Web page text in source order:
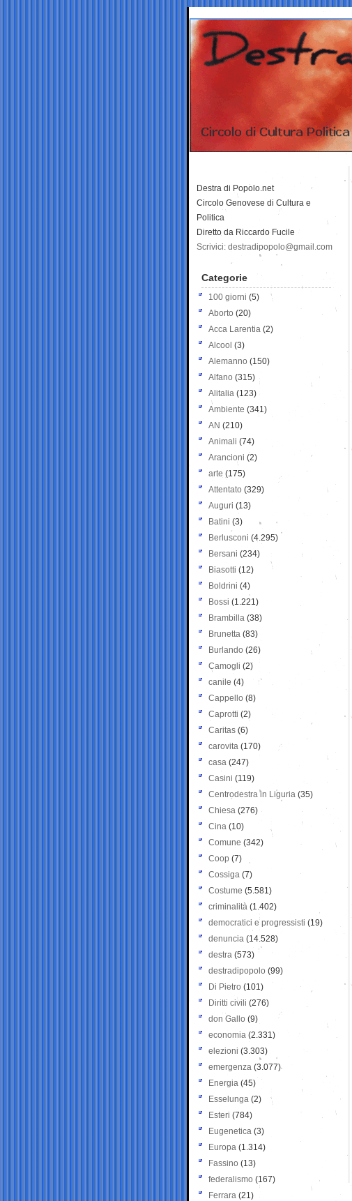
Destra di Popolo.net
Circolo Genovese di Cultura e
Politica
Diretto da Riccardo Fucile
Scrivici: destradipopolo@gmail.com
Categorie
100 giorni (5)
Aborto (20)
Acca Larentia (2)
Alcool (3)
Alemanno (150)
Alfano (315)
Alitalia (123)
Ambiente (341)
AN (210)
Animali (74)
Arancioni (2)
arte (175)
Attentato (329)
Auguri (13)
Batini (3)
Berlusconi (4.295)
Bersani (234)
Biasotti (12)
Boldrini (4)
Bossi (1.221)
Brambilla (38)
Brunetta (83)
Burlando (26)
Camogli (2)
canile (4)
Cappello (8)
Caprotti (2)
Caritas (6)
carovita (170)
casa (247)
Casini (119)
Centrodestra in Liguria (35)
Chiesa (276)
Cina (10)
Comune (342)
Coop (7)
Cossiga (7)
Costume (5.581)
criminalità (1.402)
democratici e progressisti (19)
denuncia (14.528)
destra (573)
destradipopolo (99)
Di Pietro (101)
Diritti civili (276)
don Gallo (9)
economia (2.331)
elezioni (3.303)
emergenza (3.077)
Energia (45)
Esselunga (2)
Esteri (784)
Eugenetica (3)
Europa (1.314)
Fassino (13)
federalismo (167)
Ferrara (21)